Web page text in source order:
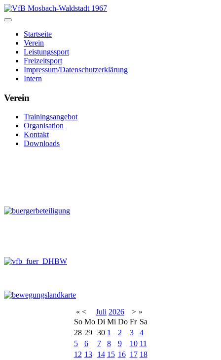
Startseite
Verein
Leistungssport
Freizeitsport
Impressum/Datenschutzerklärung
Intern
Verein
Trainingsangebot
Organisation
Kontakt
Downloads
« < Juli 2026 > »
So Mo Di Mi Do Fr Sa
28 29 30 1 2 3
4
5
6 7 8 9 10 11
12 13 14 15 16 17 18